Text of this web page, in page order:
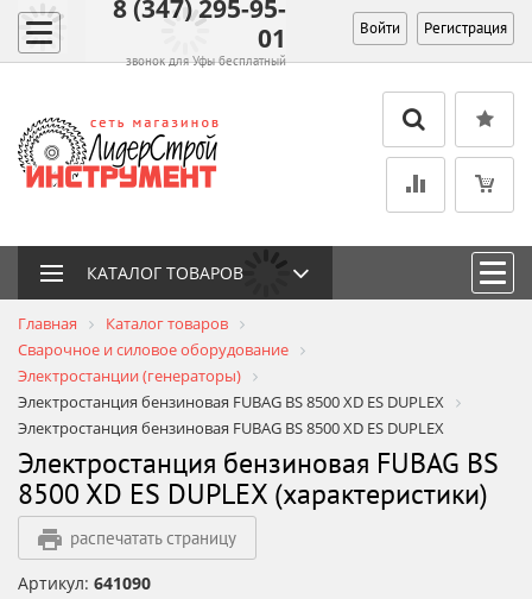
8 (347) 295-95-
01
звонок для Уфы бесплатный
Войти Регистрация
КАТАЛОГ ТОВАРОВ
Главная
Каталог товаров
Сварочное и силовое оборудование
Электростанции (генераторы)
Электростанция бензиновая FUBAG BS 8500 XD ES DUPLEX
Электростанция бензиновая FUBAG BS 8500 XD ES DUPLEX
Электростанция бензиновая FUBAG BS
8500 XD ES DUPLEX (характеристики)
распечатать страницу
Артикул: 641090